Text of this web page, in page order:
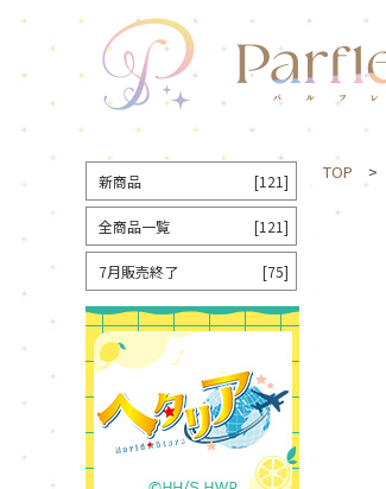
TOP >
新商品 [121]
全商品一覧 [121]
7月販売終了 [75]